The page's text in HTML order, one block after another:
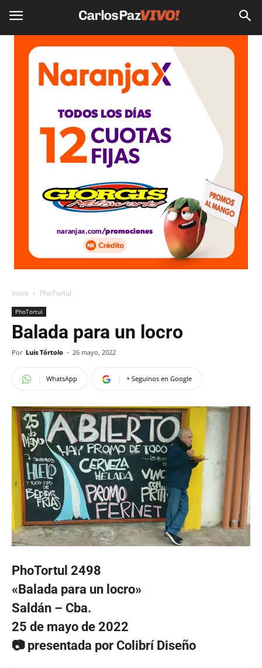
Inicio PhoTortul
PhoTortul
Balada para un locro
Por Luis Tórtolo - 26 mayo, 2022
WhatsApp + Seguinos en Google
PhoTortul 2498
«Balada para un locro»
Saldán – Cba.
25 de mayo de 2022
📷 presentada por Colibrí Diseño